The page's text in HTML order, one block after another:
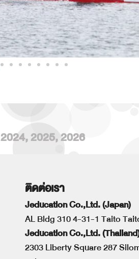
2024,2025,2026
ติดต่อเรา
Jeducation Co.,Ltd. (Japan)
AL Bldg 310 4-31-1 Taito
Jeducation Co.,Ltd.
2303 Liberty Square 287